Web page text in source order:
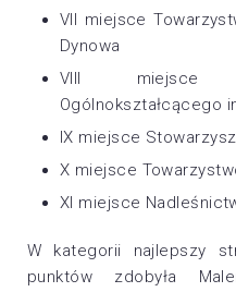
VII miejsce
Dynowa
VIII miejsce
Ogólnokształcącego
IX miejsce
X miejsce
XI miejsce
W kategorii najlepszy
punktów zdobyła